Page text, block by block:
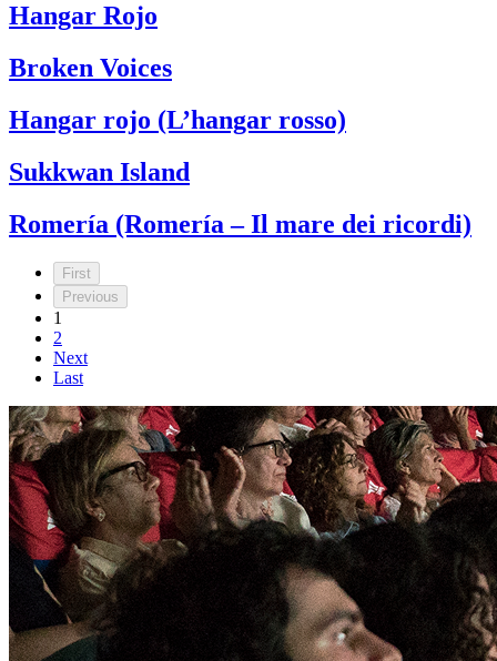
Hangar Rojo
Broken Voices
Hangar rojo (L’hangar rosso)
Sukkwan Island
Romería (Romería – Il mare dei ricordi)
First
Previous
1
2
Next
Last